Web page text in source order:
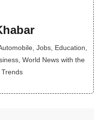
Jobs, Education,
World News with the